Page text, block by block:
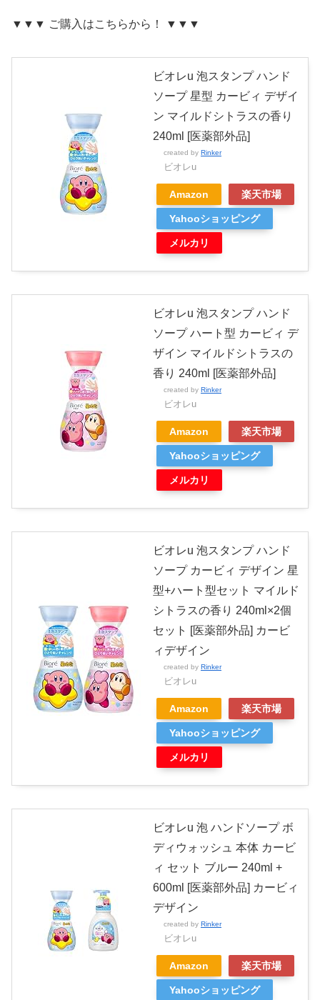
▼▼▼ ご購入はこちらから！ ▼▼▼
ビオレu 泡スタンプ ハンド
ソープ 星型 カービィ デザイ
ン マイルドシトラスの香り
240ml [医薬部外品]
created by Rinker
ビオレu
Amazon 楽天市場
Yahooショッピング
メルカリ
ビオレu 泡スタンプ ハンド
ソープ ハート型 カービィ デ
ザイン マイルドシトラスの
香り 240ml [医薬部外品]
created by Rinker
ビオレu
Amazon 楽天市場
Yahooショッピング
メルカリ
ビオレu 泡スタンプ ハンド
ソープ カービィ デザイン 星
型+ハート型セット マイルド
シトラスの香り 240ml×2個
セット [医薬部外品] カービ
ィデザイン
created by Rinker
ビオレu
Amazon 楽天市場
Yahooショッピング
メルカリ
ビオレu 泡 ハンドソープ ボ
ディウォッシュ 本体 カービ
ィ セット ブルー 240ml +
600ml [医薬部外品] カービィ
デザイン
created by Rinker
ビオレu
Amazon 楽天市場
Yahooショッピング